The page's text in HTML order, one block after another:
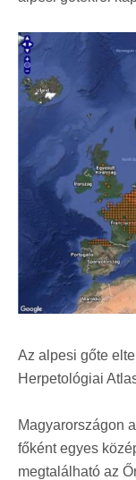
Az alpesi gőte
Herpetológiai
Magyarországon
főként egyes
megtalálható az